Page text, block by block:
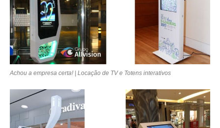
Achou a empresa certa! | Locação de TV e Totens interativos